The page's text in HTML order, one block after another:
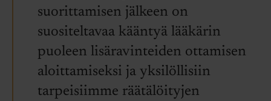
suorittamisen jälkeen on
suositeltavaa kääntyä lääkärin
puoleen lisäravinteiden ottamisen
aloittamiseksi ja yksilöllisiin
tarpeisiimme räätälöityjen